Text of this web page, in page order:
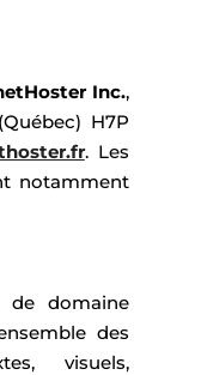
Inc.,
H7P
. Les
notamment
domaine
des
visuels,